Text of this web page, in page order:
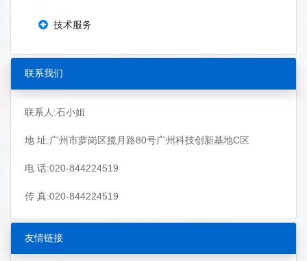
技术服务
联系我们
联系人:石小姐
地 址:广州市萝岗区揽月路80号广州科技创新基地C区
电 话:020-844224519
传 真:020-844224519
友情链接